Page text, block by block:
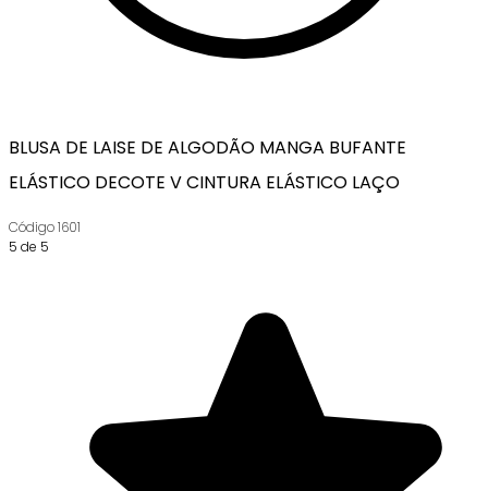
BLUSA DE LAISE DE ALGODÃO MANGA BUFANTE
ELÁSTICO DECOTE V CINTURA ELÁSTICO LAÇO
Código1601
5 de 5